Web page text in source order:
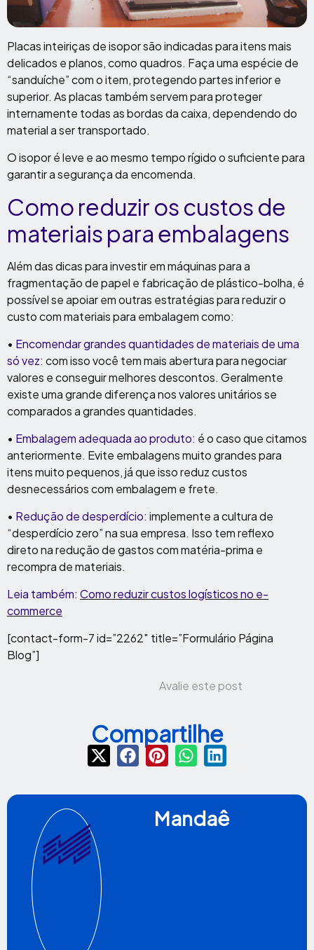
Placas inteiriças de isopor são indicadas para itens mais
delicados e planos, como quadros. Faça uma espécie de
“sanduíche” com o item, protegendo partes inferior e
superior. As placas também servem para proteger
internamente todas as bordas da caixa, dependendo do
material a ser transportado.
O isopor é leve e ao mesmo tempo rígido o suficiente para
garantir a segurança da encomenda.
Como reduzir os custos de
materiais para embalagens
Além das dicas para investir em máquinas para a
fragmentação de papel e fabricação de plástico-bolha, é
possível se apoiar em outras estratégias para reduzir o
custo com materiais para embalagem como:
• Encomendar grandes quantidades de materiais de uma
só vez: com isso você tem mais abertura para negociar
valores e conseguir melhores descontos. Geralmente
existe uma grande diferença nos valores unitários se
comparados a grandes quantidades.
• Embalagem adequada ao produto: é o caso que citamos
anteriormente. Evite embalagens muito grandes para
itens muito pequenos, já que isso reduz custos
desnecessários com embalagem e frete.
• Redução de desperdício: implemente a cultura de
“desperdício zero” na sua empresa. Isso tem reflexo
direto na redução de gastos com matéria-prima e
recompra de materiais.
Leia também: Como reduzir custos logísticos no e-
commerce
[contact-form-7 id=”2262″ title=”Formulário Página
Blog”]
Avalie este post
Compartilhe
Mandaê